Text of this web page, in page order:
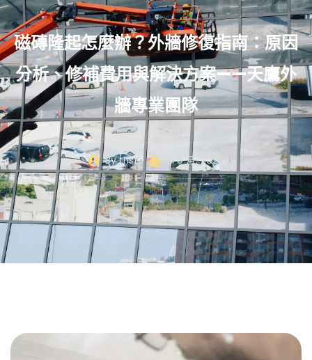
磁磚隆起怎麼辦？外牆修復指南：原因
分析、修補費用與解決方案——天鷹外
牆專業團隊
Bytrist 21 9 月, 2025